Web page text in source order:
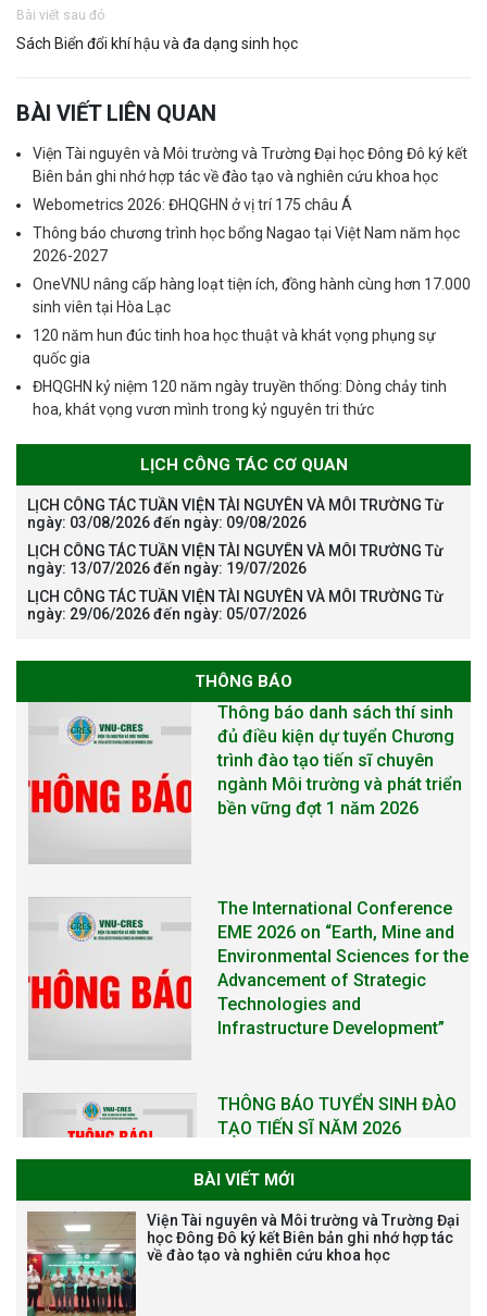
Bài viết sau đó
Sách Biển đổi khí hậu và đa dạng sinh học
BÀI VIẾT LIÊN QUAN
Viện Tài nguyên và Môi trường và Trường Đại học Đông Đô ký kết
Biên bản ghi nhớ hợp tác về đào tạo và nghiên cứu khoa học
Webometrics 2026: ĐHQGHN ở vị trí 175 châu Á
Thông báo chương trình học bổng Nagao tại Việt Nam năm học
2026-2027
OneVNU nâng cấp hàng loạt tiện ích, đồng hành cùng hơn 17.000
sinh viên tại Hòa Lạc
120 năm hun đúc tinh hoa học thuật và khát vọng phụng sự
quốc gia
ĐHQGHN kỷ niệm 120 năm ngày truyền thống: Dòng chảy tinh
hoa, khát vọng vươn mình trong kỷ nguyên tri thức
LỊCH CÔNG TÁC CƠ QUAN
LỊCH CÔNG TÁC TUẦN VIỆN TÀI NGUYÊN VÀ MÔI TRƯỜNG Từ
ngày: 03/08/2026 đến ngày: 09/08/2026
LỊCH CÔNG TÁC TUẦN VIỆN TÀI NGUYÊN VÀ MÔI TRƯỜNG Từ
ngày: 13/07/2026 đến ngày: 19/07/2026
LỊCH CÔNG TÁC TUẦN VIỆN TÀI NGUYÊN VÀ MÔI TRƯỜNG Từ
ngày: 29/06/2026 đến ngày: 05/07/2026
THÔNG BÁO
The International Conference
EME 2026 on “Earth, Mine and
Environmental Sciences for the
Advancement of Strategic
THÔNG BÁO TUYỂN SINH ĐÀO
TẠO TIẾN SĨ NĂM 2026
CHỨC TRAO HỌC BỔNG NAGAO
NĂM HỌC 2025-2026
THƯ CẢM ƠN LỄ KỶ NIỆM 40
NĂM XÂY DỰNG VÀ PHÁT TRIỂN
VIỆN (1985-2025) VÀ ĐÓN
BÀI VIẾT MỚI
Viện Tài nguyên và Môi trường và Trường Đại
học Đông Đô ký kết Biên bản ghi nhớ hợp tác
về đào tạo và nghiên cứu khoa học